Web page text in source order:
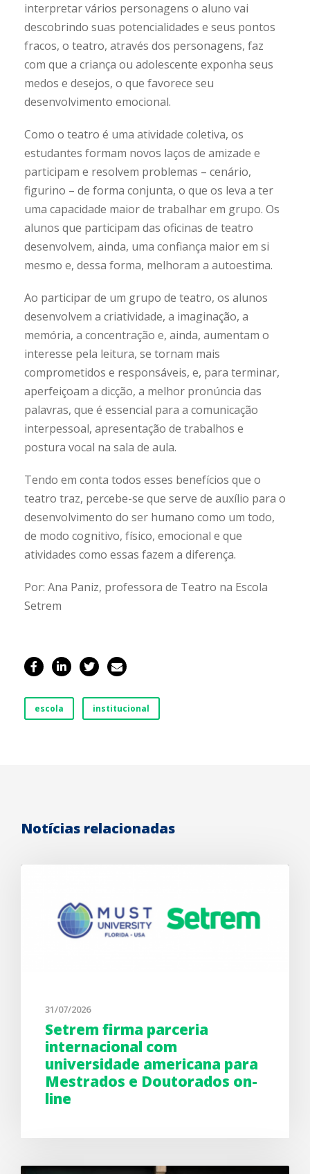
interpretar vários personagens o aluno vai
descobrindo suas potencialidades e seus pontos
fracos, o teatro, através dos personagens, faz
com que a criança ou adolescente exponha seus
medos e desejos, o que favorece seu
desenvolvimento emocional.
Como o teatro é uma atividade coletiva, os
estudantes formam novos laços de amizade e
participam e resolvem problemas – cenário,
figurino – de forma conjunta, o que os leva a ter
uma capacidade maior de trabalhar em grupo. Os
alunos que participam das oficinas de teatro
desenvolvem, ainda, uma confiança maior em si
mesmo e, dessa forma, melhoram a autoestima.
Ao participar de um grupo de teatro, os alunos
desenvolvem a criatividade, a imaginação, a
memória, a concentração e, ainda, aumentam o
interesse pela leitura, se tornam mais
comprometidos e responsáveis, e, para terminar,
aperfeiçoam a dicção, a melhor pronúncia das
palavras, que é essencial para a comunicação
interpessoal, apresentação de trabalhos e
postura vocal na sala de aula.
Tendo em conta todos esses benefícios que o
teatro traz, percebe-se que serve de auxílio para o
desenvolvimento do ser humano como um todo,
de modo cognitivo, físico, emocional e que
atividades como essas fazem a diferença.
Por: Ana Paniz, professora de Teatro na Escola
Setrem
escola institucional
Notícias relacionadas
31/07/2026
Setrem firma parceria
internacional com
universidade americana para
Mestrados e Doutorados on-
line